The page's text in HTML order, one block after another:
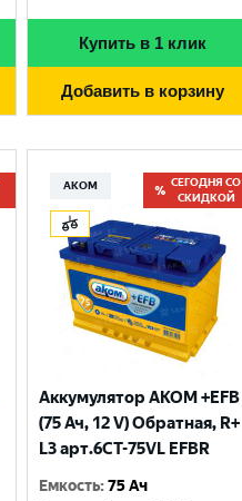
Купить в 1 клик
Добавить в корзину
АКОМ
СЕГОДНЯ СО
СКИДКОЙ
Аккумулятор AKOM +EFB
(75 Ач, 12 V) Обратная, R+
L3 арт.6СТ-75VL EFBR
Емкость:75 Ач